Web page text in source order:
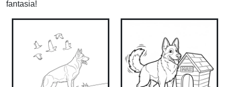
fantasia!